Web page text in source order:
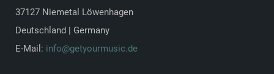
37127 Niemetal Löwenhagen
Deutschland | Germany
E-Mail: info@getyourmusic.de